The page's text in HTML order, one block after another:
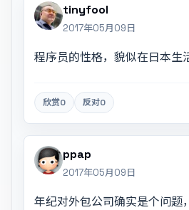
tinyfool
2017年05月09日
程序员的性格，貌似在日本生
欣赏0 反对0
ppap
2017年05月09日
年纪对外包公司确实是个问题